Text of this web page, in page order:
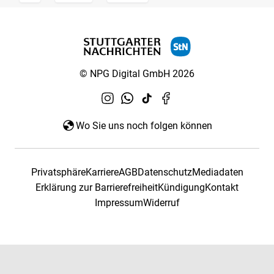
© NPG Digital GmbH 2026
Wo Sie uns noch folgen können
PrivatsphäreKarriereAGBDatenschutzMediadaten
Erklärung zur BarrierefreiheitKündigungKontakt
ImpressumWiderruf